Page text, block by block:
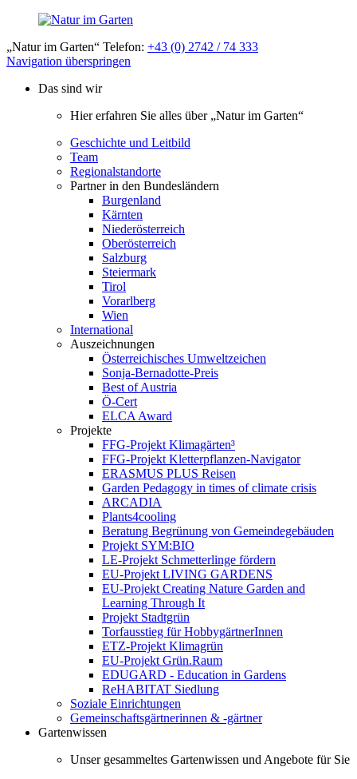
„Natur im Garten“ Telefon: +43 (0) 2742 / 74 333
Navigation überspringen
Das sind wir
Hier erfahren Sie alles über „Natur im Garten“
Geschichte und Leitbild
Team
Regionalstandorte
Partner in den Bundesländern
Burgenland
Kärnten
Niederösterreich
Oberösterreich
Salzburg
Steiermark
Tirol
Vorarlberg
Wien
International
Auszeichnungen
Österreichisches Umweltzeichen
Sonja-Bernadotte-Preis
Best of Austria
Ö-Cert
ELCA Award
Projekte
FFG-Projekt Klimagärten³
FFG-Projekt Kletterpflanzen-Navigator
ERASMUS PLUS Reisen
Garden Pedagogy in times of climate crisis
ARCADIA
Plants4cooling
Beratung Begrünung von Gemeindegebäuden
Projekt SYM:BIO
LE-Projekt Schmetterlinge fördern
EU-Projekt LIVING GARDENS
EU-Projekt Creating Nature Garden and
Learning Through It
Projekt Stadtgrün
Torfausstieg für HobbygärtnerInnen
ETZ-Projekt Klimagrün
EU-Projekt Grün.Raum
EDUGARD - Education in Gardens
ReHABITAT Siedlung
Soziale Einrichtungen
Gemeinschaftsgärtnerinnen & -gärtner
Gartenwissen
Unser gesammeltes Gartenwissen und Angebote für Sie